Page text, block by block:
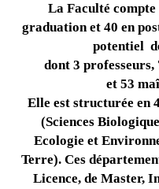
La Faculté compte
graduation et 40 en
potentiel
dont 3 professeurs,
et 53
Elle est structurée en
(Sciences
Ecologie et
Terre). Ces
Licence, de Master,